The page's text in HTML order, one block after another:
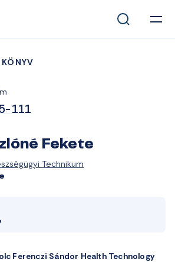
111
Fekete
Technikum
Ferenczi Sándor Health Technology